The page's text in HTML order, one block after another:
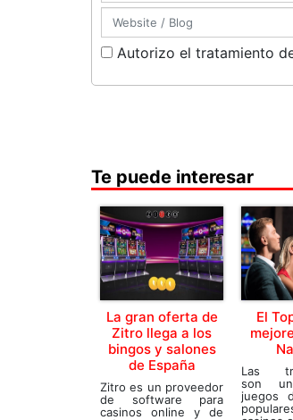
Autorizo el tratamiento
Te puede interesar
La gran oferta de
Zitro llega a los
bingos y salones
de España
Zitro es un proveedor
de software para
casinos online y de
El
Las
son
juegos